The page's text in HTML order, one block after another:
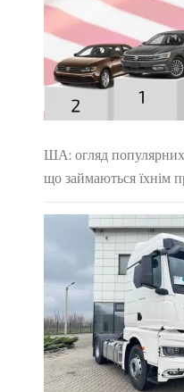
ША: огляд
що займаються їхнім